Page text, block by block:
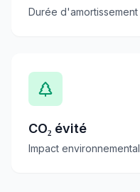
Durée d'amortissement
CO₂ évité
Impact environnemental